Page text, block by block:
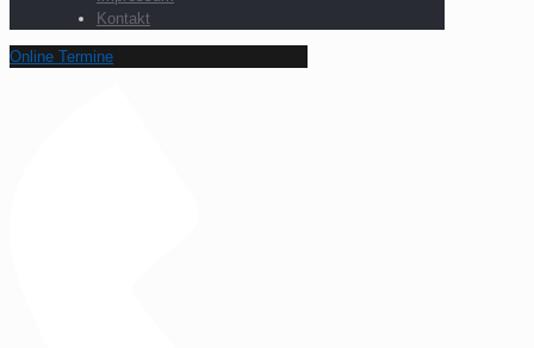
Kontakt
Online Termine